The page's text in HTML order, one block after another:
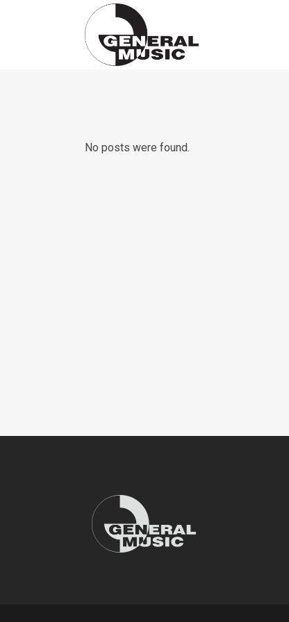
Products
No posts were found.